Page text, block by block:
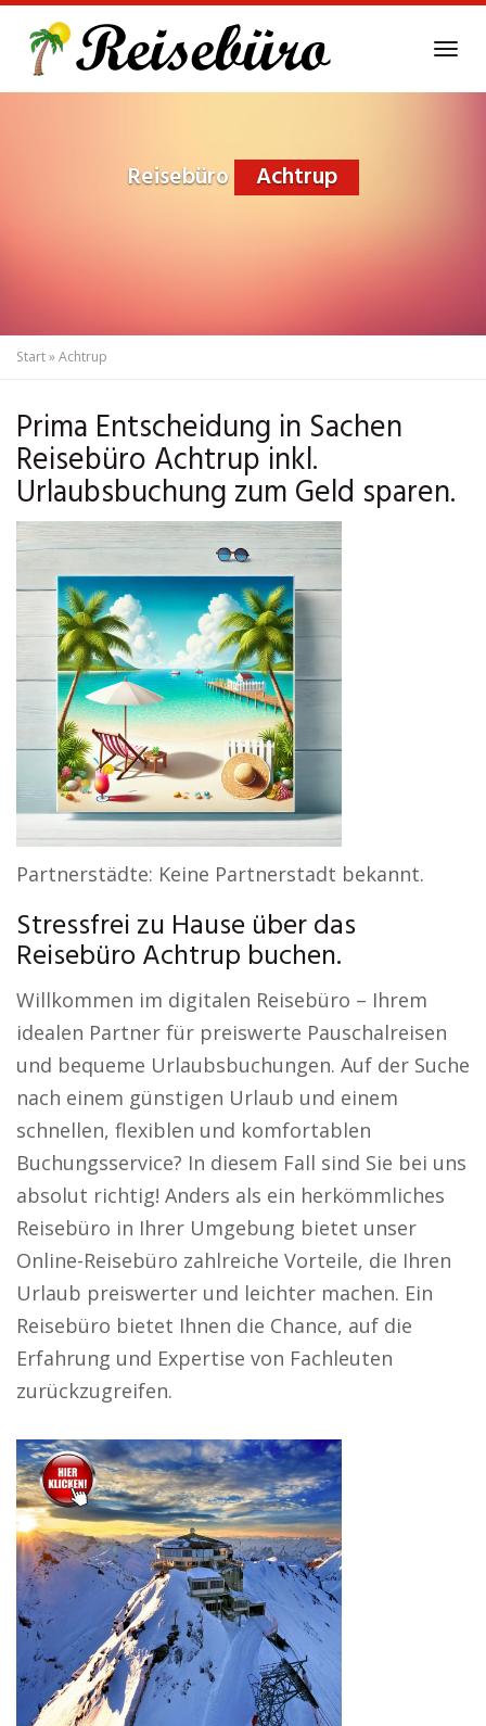
main
Reisebüro Achtrup
Start»Achtrup
Prima Entscheidung in Sachen
Reisebüro Achtrup inkl.
Urlaubsbuchung zum Geld sparen.
Partnerstädte: Keine Partnerstadt bekannt.
Stressfrei zu Hause über das
Reisebüro Achtrup buchen.
Willkommen im digitalen Reisebüro – Ihrem
idealen Partner für preiswerte Pauschalreisen
und bequeme Urlaubsbuchungen. Auf der Suche
nach einem günstigen Urlaub und einem
schnellen, flexiblen und komfortablen
Buchungsservice? In diesem Fall sind Sie bei uns
absolut richtig! Anders als ein herkömmliches
Reisebüro in Ihrer Umgebung bietet unser
Online-Reisebüro zahlreiche Vorteile, die Ihren
Urlaub preiswerter und leichter machen. Ein
Reisebüro bietet Ihnen die Chance, auf die
Erfahrung und Expertise von Fachleuten
zurückzugreifen.